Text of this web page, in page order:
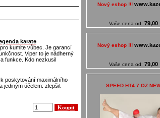
karate
kumite vůbec. Je garancí
Viper to je nádherný
funkce. Kdo nezkusil
poskytování maximálního
jediným účelem: zlepšit
Nový eshop !!!
Vaše cena od: 79,00
Nový eshop !!!
Vaše cena od: 79,00
SPEED HT4 7 OZ